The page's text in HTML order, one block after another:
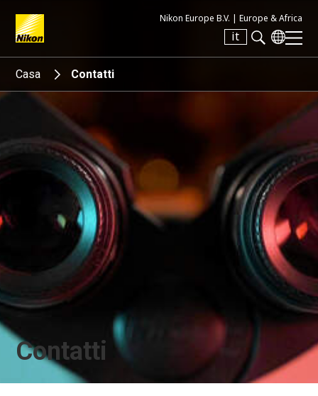
Nikon Europe B.V. | Europe & Africa
it
Search keyword(s)
Casa Contatti
Contatti